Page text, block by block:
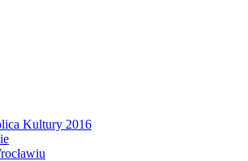
Kultury 2016